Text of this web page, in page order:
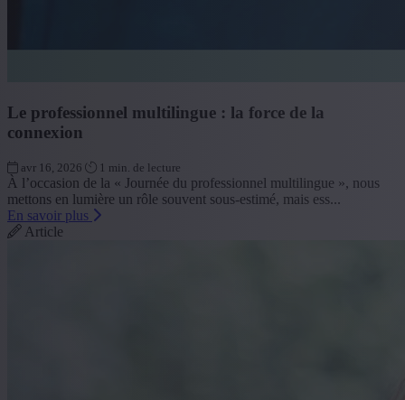
Le professionnel multilingue : la force de la
connexion
avr 16, 2026 1 min. de lecture
À l’occasion de la « Journée du professionnel multilingue », nous
mettons en lumière un rôle souvent sous-estimé, mais ess...
En savoir plus
Article